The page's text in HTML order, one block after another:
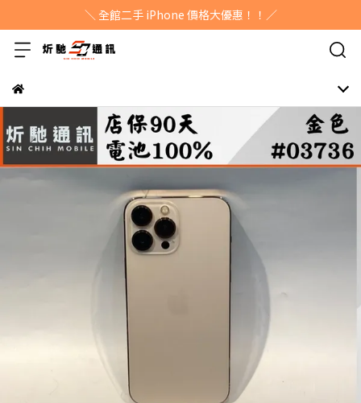
＼ 全館二手 iPhone 價格大優惠！！／